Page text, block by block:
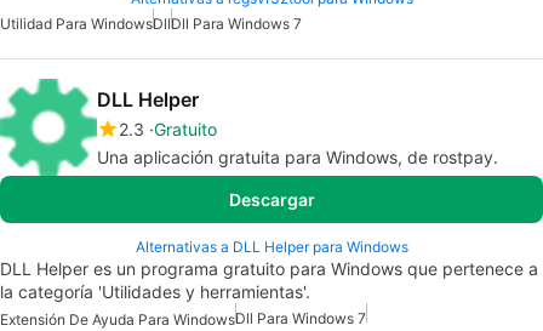
Utilidad Para WindowsDllDll Para Windows 7
DLL Helper
2.3 Gratuito
Una aplicación gratuita para Windows, de rostpay.
Descargar
Alternativas a DLL Helper para Windows
DLL Helper es un programa gratuito para Windows que pertenece a
la categoría 'Utilidades y herramientas'.
Extensión De Ayuda Para WindowsDll Para Windows 7